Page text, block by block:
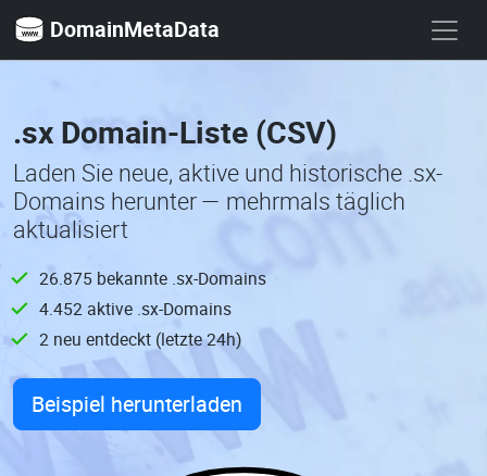
DomainMetaData
.sx Domain-Liste (CSV)
Laden Sie neue, aktive und historische .sx-
Domains herunter — mehrmals täglich
aktualisiert
26.875 bekannte .sx-Domains
4.452 aktive .sx-Domains
2 neu entdeckt (letzte 24h)
Beispiel herunterladen